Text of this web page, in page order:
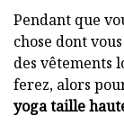
Pendant que
chose dont
des vêtements
ferez, alors
yoga taille